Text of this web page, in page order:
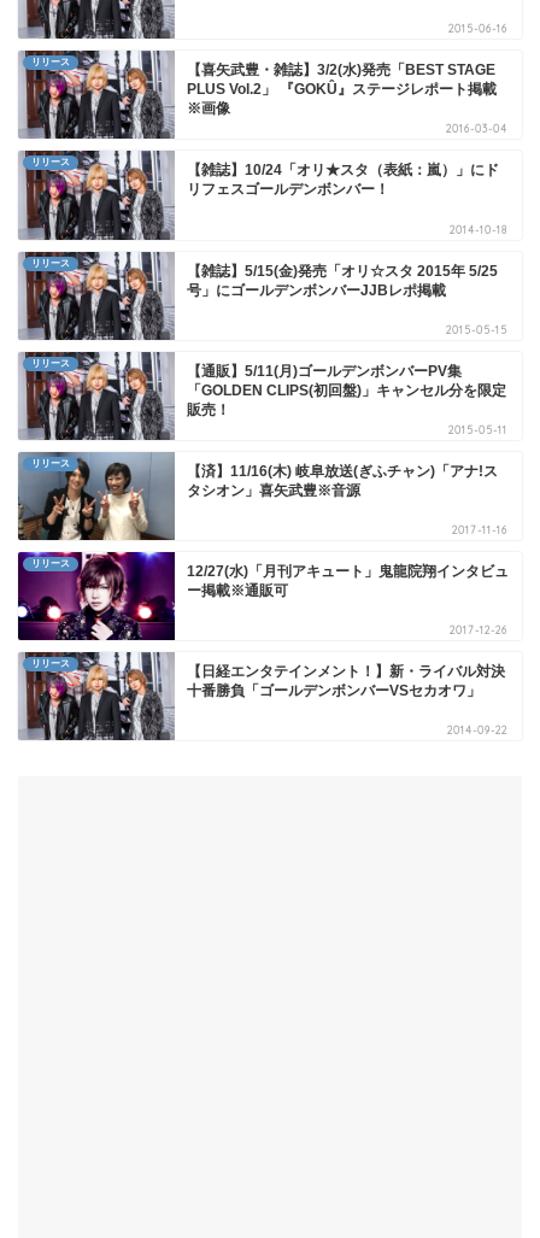
2015-06-16
リリース
【喜矢武豊・雑誌】3/2(水)発売「BEST STAGE
PLUS Vol.2」 『GOKÛ』ステージレポート掲載
※画像
2016-03-04
リリース
【雑誌】10/24「オリ★スタ（表紙：嵐）」にド
リフェスゴールデンボンバー！
2014-10-18
リリース
【雑誌】5/15(金)発売「オリ☆スタ 2015年 5/25
号」にゴールデンボンバーJJBレポ掲載
2015-05-15
リリース
【通販】5/11(月)ゴールデンボンバーPV集
「GOLDEN CLIPS(初回盤)」キャンセル分を限定
販売！
2015-05-11
リリース
【済】11/16(木) 岐阜放送(ぎふチャン)「アナ!ス
タシオン」喜矢武豊※音源
2017-11-16
リリース
12/27(水)「月刊アキュート」鬼龍院翔インタビュ
ー掲載※通販可
2017-12-26
リリース
【日経エンタテインメント！】新・ライバル対決
十番勝負「ゴールデンボンバーVSセカオワ」
2014-09-22